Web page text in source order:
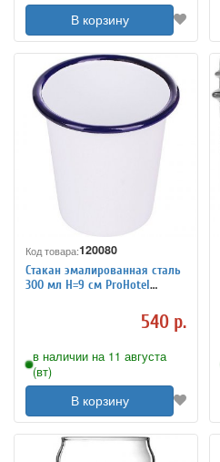
В корзину
Код товара:120080
Стакан эмалированная сталь
300 мл H=9 см ProHotel
540 р.
в наличии на 11 августа
(вт)
В корзину